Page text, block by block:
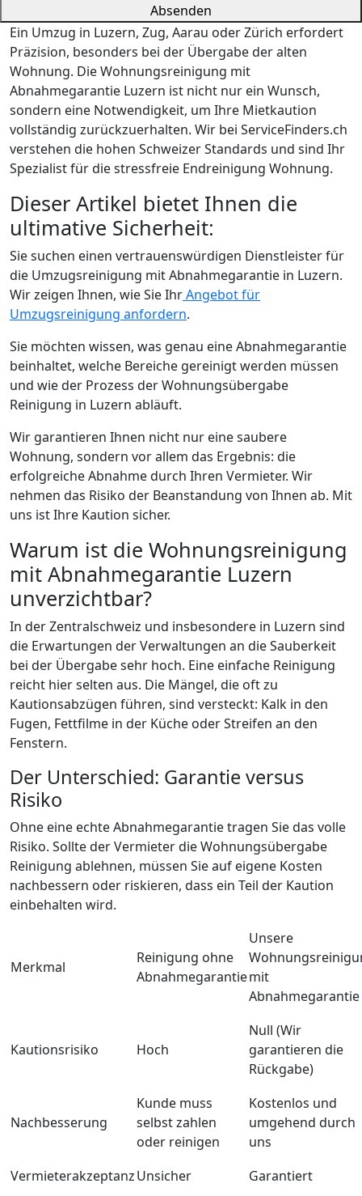
Absenden
Ein Umzug in Luzern, Zug, Aarau oder Zürich erfordert
Präzision, besonders bei der Übergabe der alten
Wohnung. Die Wohnungsreinigung mit
Abnahmegarantie Luzern ist nicht nur ein Wunsch,
sondern eine Notwendigkeit, um Ihre Mietkaution
vollständig zurückzuerhalten. Wir bei ServiceFinders.ch
verstehen die hohen Schweizer Standards und sind Ihr
Spezialist für die stressfreie Endreinigung Wohnung.
Dieser Artikel bietet Ihnen die
ultimative Sicherheit:
Sie suchen einen vertrauenswürdigen Dienstleister für
die Umzugsreinigung mit Abnahmegarantie in Luzern.
Wir zeigen Ihnen, wie Sie IhrAngebot für
Umzugsreinigung anfordern.
Sie möchten wissen, was genau eine Abnahmegarantie
beinhaltet, welche Bereiche gereinigt werden müssen
und wie der Prozess der Wohnungsübergabe
Reinigung in Luzern abläuft.
Wir garantieren Ihnen nicht nur eine saubere
Wohnung, sondern vor allem das Ergebnis: die
erfolgreiche Abnahme durch Ihren Vermieter. Wir
nehmen das Risiko der Beanstandung von Ihnen ab. Mit
uns ist Ihre Kaution sicher.
Warum ist die Wohnungsreinigung
mit Abnahmegarantie Luzern
unverzichtbar?
In der Zentralschweiz und insbesondere in Luzern sind
die Erwartungen der Verwaltungen an die Sauberkeit
bei der Übergabe sehr hoch. Eine einfache Reinigung
reicht hier selten aus. Die Mängel, die oft zu
Kautionsabzügen führen, sind versteckt: Kalk in den
Fugen, Fettfilme in der Küche oder Streifen an den
Fenstern.
Der Unterschied: Garantie versus
Risiko
Ohne eine echte Abnahmegarantie tragen Sie das volle
Risiko. Sollte der Vermieter die Wohnungsübergabe
Reinigung ablehnen, müssen Sie auf eigene Kosten
nachbessern oder riskieren, dass ein Teil der Kaution
einbehalten wird.
Merkmal
Reinigung ohne
Abnahmegarantie
Unsere
mit
Abnahmegarantie
Kautionsrisiko Hoch
Null (Wir
garantieren die
Rückgabe)
Nachbesserung
Kunde muss
selbst zahlen
oder reinigen
Kostenlos und
umgehend durch
uns
VermieterakzeptanzUnsicher Garantiert